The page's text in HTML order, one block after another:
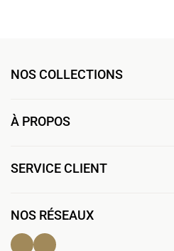
NOS COLLECTIONS
À PROPOS
SERVICE CLIENT
NOS RÉSEAUX
Facebook